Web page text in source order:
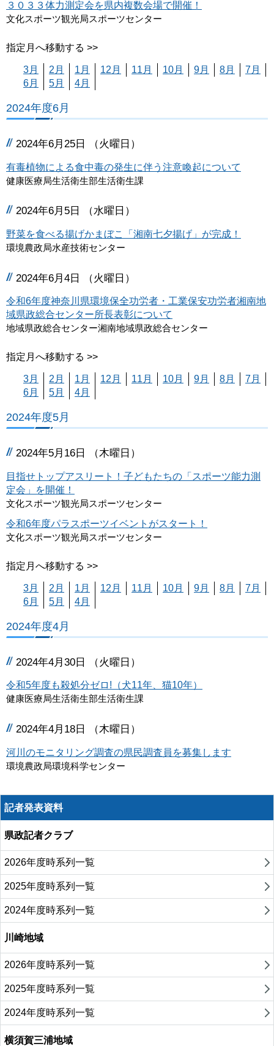
３０３３体力測定会を県内複数会場で開催！
文化スポーツ観光局スポーツセンター
指定月へ移動する >>
3月 2月 1月 12月 11月 10月 9月 8月
7月
6月
5月 4月
2024年度6月
2024年6月25日 （火曜日）
有毒植物による食中毒の発生に伴う注意喚起について
健康医療局生活衛生部生活衛生課
2024年6月5日 （水曜日）
野菜を食べる揚げかまぼこ「湘南七夕揚げ」が完成！
環境農政局水産技術センター
2024年6月4日 （火曜日）
令和6年度神奈川県環境保全功労者・工業保安功労者湘南地
域県政総合センター所長表彰について
地域県政総合センター湘南地域県政総合センター
指定月へ移動する >>
3月 2月 1月 12月 11月 10月 9月 8月
7月
6月
5月 4月
2024年度5月
2024年5月16日 （木曜日）
目指せトップアスリート！子どもたちの「スポーツ能力測
定会」を開催！
文化スポーツ観光局スポーツセンター
令和6年度パラスポーツイベントがスタート！
文化スポーツ観光局スポーツセンター
指定月へ移動する >>
3月 2月 1月 12月 11月 10月 9月 8月
7月
6月
5月 4月
2024年度4月
2024年4月30日 （火曜日）
令和5年度も殺処分ゼロ!（犬11年、猫10年）
健康医療局生活衛生部生活衛生課
2024年4月18日 （木曜日）
河川のモニタリング調査の県民調査員を募集します
環境農政局環境科学センター
記者発表資料
県政記者クラブ
2026年度時系列一覧
2025年度時系列一覧
2024年度時系列一覧
川崎地域
2026年度時系列一覧
2025年度時系列一覧
2024年度時系列一覧
横須賀三浦地域